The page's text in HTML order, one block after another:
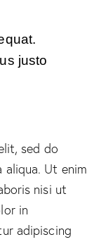
justo
sed do
Ut enim
nisi ut
in
adipiscing